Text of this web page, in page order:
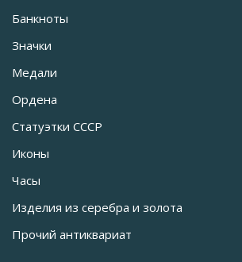
Банкноты
Значки
Медали
Ордена
Статуэтки СССР
Иконы
Часы
Изделия из серебра и золота
Прочий антиквариат